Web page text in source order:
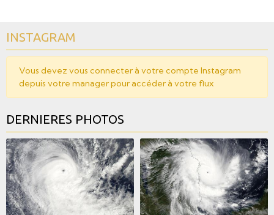
INSTAGRAM
Vous devez vous connecter à votre compte Instagram
depuis votre manager pour accéder à votre flux
DERNIERES PHOTOS